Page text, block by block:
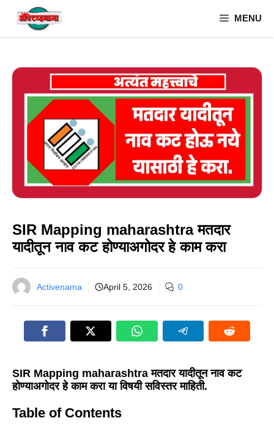
MENU
SIR Mapping maharashtra मतदार
यादीतून नाव कट होण्याअगोदर हे काम करा
Activenama April 5, 2026 0
SIR Mapping maharashtra मतदार यादीतून नाव कट
होण्याअगोदर हे काम करा या विषयी सविस्तर माहिती.
Table of Contents